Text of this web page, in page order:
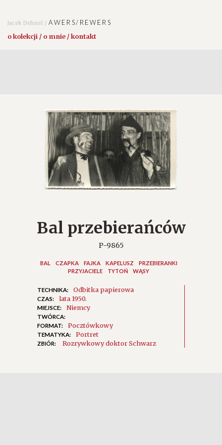
Jacek Dehnel /AWERS/REWERS
o kolekcji / o mnie / kontakt
Bal przebierańców
P-9865
BAL CZAPKA FAJKA KAPELUSZ
PRZEBIERANKI
PRZYJACIELE
TYTOŃ WĄSY
TECHNIKA: Odbitka papierowa
CZAS: lata 1950.
MIEJSCE: Niemcy
TWÓRCA:
FORMAT:
Pocztówkowy
TEMATYKA: Portret
ZBIÓR: Rozrywkowy doktor Schwarz